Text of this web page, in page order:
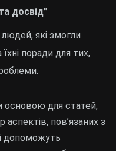
досвід”
людей, які змогли
їхні поради для тих,
основою для статей,
пов’язаних з
допоможуть